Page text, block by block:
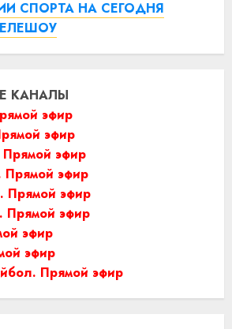
СПОРТА НА СЕГОДНЯ
КАНАЛЫ
эфир
эфир
эфир
эфир
эфир
эфир
эфир
эфир
Прямой эфир